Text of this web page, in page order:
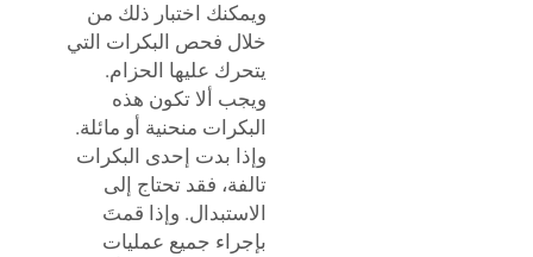
ويمكنك اختبار ذلك من
خلال فحص البكرات التي
يتحرك عليها الحزام.
ويجب ألا تكون هذه
البكرات منحنية أو مائلة.
وإذا بدت إحدى البكرات
تالفة، فقد تحتاج إلى
الاستبدال. وإذا قمتَ
بإجراء جميع عمليات